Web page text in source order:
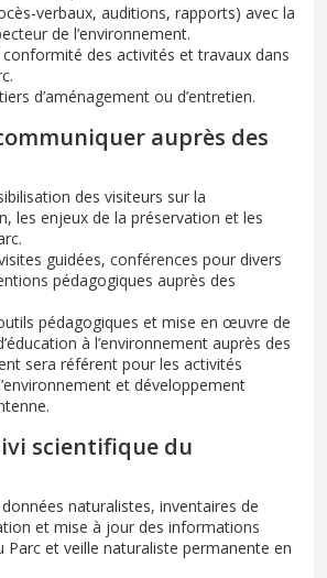
verbaux, auditions, rapports) avec la
de l’environnement.
des activités et travaux dans
d’aménagement ou d’entretien.
auprès des
des visiteurs sur la
les enjeux de la préservation et les
guidées, conférences pour divers
pédagogiques auprès des
pédagogiques et mise en œuvre de
à l’environnement auprès des
sera référent pour les activités
et développement
scientifique du
naturalistes, inventaires de
et mise à jour des informations
Parc et veille naturaliste permanente en